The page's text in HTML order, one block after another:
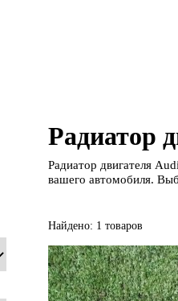
Радиатор
Радиатор двигателя
вашего автомобиля.
Найдено: 1 товаров